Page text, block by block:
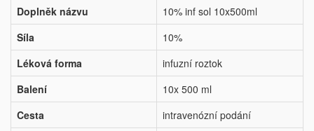
Doplněk názvu
10% inf sol 10x500ml
Síla
10%
Léková forma
infuzní roztok
Balení
10x 500 ml
Cesta
intravenózní podání